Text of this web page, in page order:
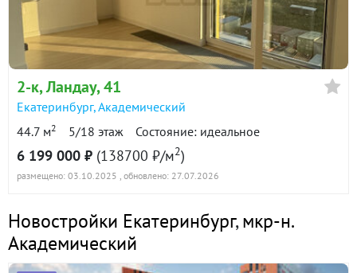
в продаже
6 750 000
146700 ₽/м²
Показать всю историю: 30 предложений →
2-к, Ландау, 41
Екатеринбург,Академический
44.7 м2 5/18 этаж Состояние: идеальное
6 199 000 ₽ (138700 ₽/м2)
размещено: 03.10.2025 , обновлено: 27.07.2026
Новостройки Екатеринбург,мкр-н.
Академический